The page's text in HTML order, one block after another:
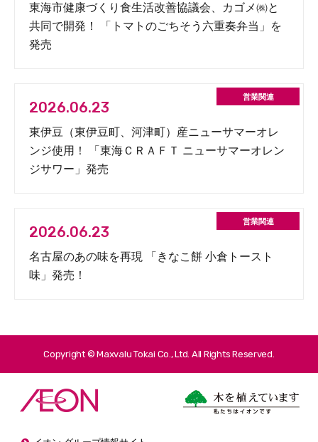
東海市健康づくり食生活改善協議会、カゴメ㈱と
共同で開発！ 「トマトのごちそう六重奏弁当」を
発売
2026.06.23
東伊豆（東伊豆町、河津町）産ニューサマーオレ
ンジ使用！ 「東海ＣＲＡＦＴ ニューサマーオレン
ジサワー」発売
2026.06.23
名古屋のあの味を再現 「きなこ餅 小倉トースト
味」発売！
Copyright © Maxvalu Tokai Co., Ltd. All Rights Reserved.